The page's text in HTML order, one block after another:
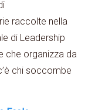
raccolte nella
di Leadership
che organizza da
chi soccombe